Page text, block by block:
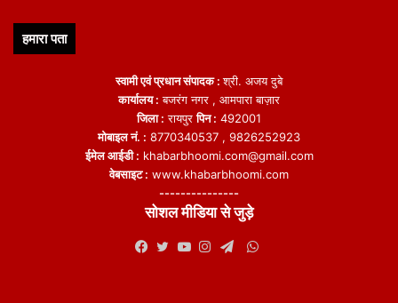
हमारा पता
स्वामी एवं प्रधान संपादक :श्री. अजय दुबे
कार्यालय : बजरंग नगर , आमपारा बाज़ार
जिला : रायपुरपिन : 492001
मोबाइल नं. : 8770340537 , 9826252923
ईमेल आईडी : khabarbhoomi.com@gmail.com
वेबसाइट : www.khabarbhoomi.com
---------------
सोशल मीडिया से जुड़े
WhatsApp